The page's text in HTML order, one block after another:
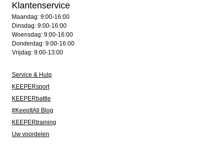
Klantenservice
Maandag: 9:00-16:00
Dinsdag: 9:00-16:00
Woensdag: 9:00-16:00
Donderdag: 9:00-16:00
Vrijdag: 9:00-13:00
Service & Hulp
KEEPERsport
KEEPERbattle
#KeepItAll Blog
KEEPERtraining
Uw voordelen